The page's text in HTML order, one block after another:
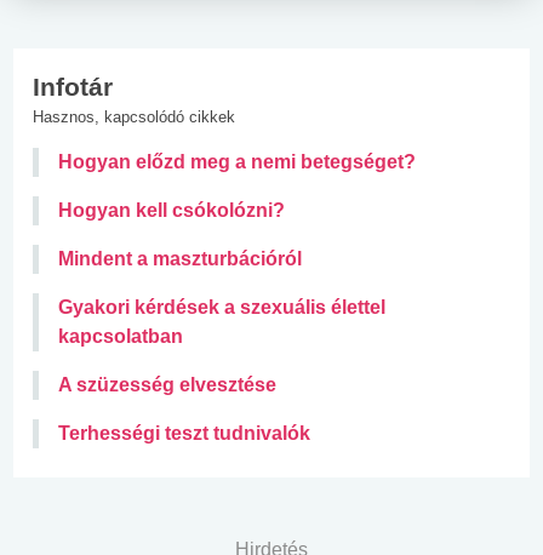
Infotár
Hasznos, kapcsolódó cikkek
Hogyan előzd meg a nemi betegséget?
Hogyan kell csókolózni?
Mindent a maszturbációról
Gyakori kérdések a szexuális élettel
kapcsolatban
A szüzesség elvesztése
Terhességi teszt tudnivalók
Hirdetés